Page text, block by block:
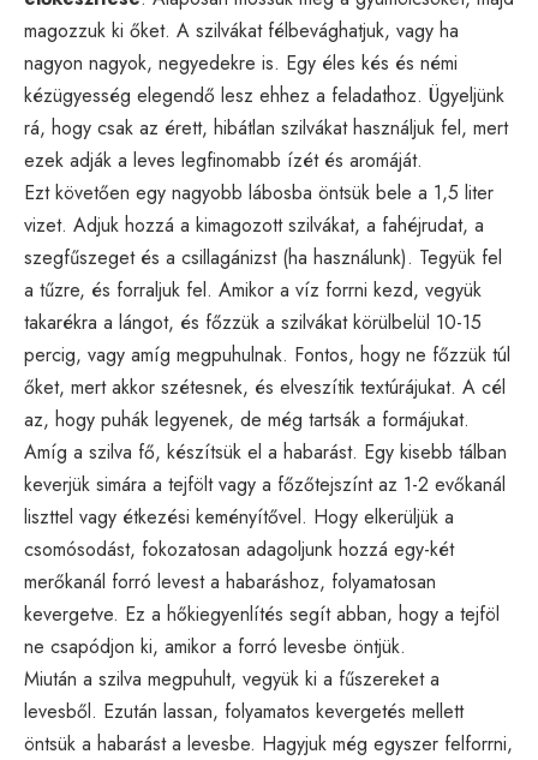
magozzuk ki őket. A szilvákat félbevághatjuk, vagy ha
nagyon nagyok, negyedekre is. Egy éles kés és némi
kézügyesség elegendő lesz ehhez a feladathoz. Ügyeljünk
rá, hogy csak az érett, hibátlan szilvákat használjuk fel, mert
ezek adják a leves legfinomabb ízét és aromáját.
Ezt követően egy nagyobb lábosba öntsük bele a 1,5 liter
vizet. Adjuk hozzá a kimagozott szilvákat, a fahéjrudat, a
szegfűszeget és a csillagánizst (ha használunk). Tegyük fel
a tűzre, és forraljuk fel. Amikor a víz forrni kezd, vegyük
takarékra a lángot, és főzzük a szilvákat körülbelül 10-15
percig, vagy amíg megpuhulnak. Fontos, hogy ne főzzük túl
őket, mert akkor szétesnek, és elveszítik textúrájukat. A cél
az, hogy puhák legyenek, de még tartsák a formájukat.
Amíg a szilva fő, készítsük el a habarást. Egy kisebb tálban
keverjük simára a tejfölt vagy a főzőtejszínt az 1-2 evőkanál
liszttel vagy étkezési keményítővel. Hogy elkerüljük a
csomósodást, fokozatosan adagoljunk hozzá egy-két
merőkanál forró levest a habaráshoz, folyamatosan
kevergetve. Ez a hőkiegyenlítés segít abban, hogy a tejföl
ne csapódjon ki, amikor a forró levesbe öntjük.
Miután a szilva megpuhult, vegyük ki a fűszereket a
levesből. Ezután lassan, folyamatos kevergetés mellett
öntsük a habarást a levesbe. Hagyjuk még egyszer felforrni,